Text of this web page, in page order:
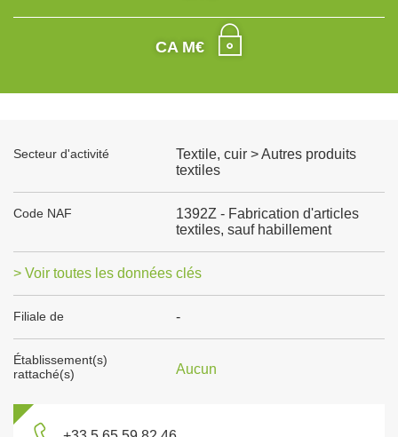
CA M€
Secteur d'activité
Textile, cuir > Autres produits
textiles
Code NAF
1392Z - Fabrication d'articles
textiles, sauf habillement
> Voir toutes les données clés
Filiale de -
Établissement(s)
rattaché(s)
Aucun